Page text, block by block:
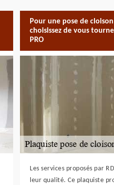
Pour une pose de
choisissez de vous
PRO
Les services proposés par
leur qualité. Ce plaquiste